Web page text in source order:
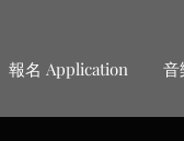
報名 Application 音